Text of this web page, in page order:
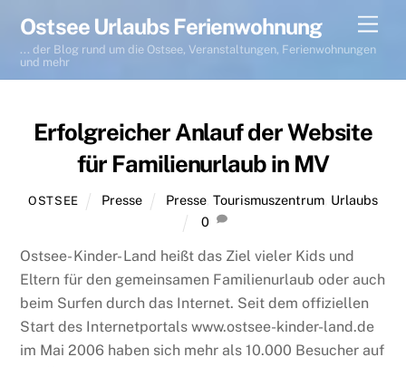
content
Ostsee Urlaubs Ferienwohnung
... der Blog rund um die Ostsee, Veranstaltungen, Ferienwohnungen
und mehr
Erfolgreicher Anlauf der Website
für Familienurlaub in MV
OSTSEE Presse Presse, Tourismuszentrum, Urlaubs
0
Ostsee- Kinder- Land heißt das Ziel vieler Kids und
Eltern für den gemeinsamen Familienurlaub oder auch
beim Surfen durch das Internet. Seit dem offiziellen
Start des Internetportals www.ostsee-kinder-land.de
im Mai 2006 haben sich mehr als 10.000 Besucher auf